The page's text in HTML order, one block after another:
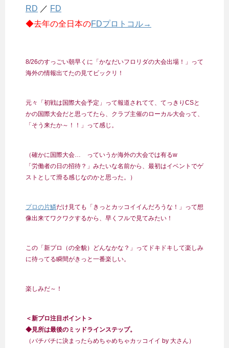
RD ／ FD
◆去年の全日本のFDプロトコル→
8/26のすっごい朝早くに「かなだいフロリダの大会出場！」って
海外の情報出てたの見てビックリ！
元々「初戦は国際大会予定」って報道されてて、てっきりCSと
かの国際大会だと思ってたら、クラブ主催のローカル大会って、
「そう来たか～！！」って感じ。
（確かに国際大会… っていうか海外の大会では有るw
「労働者の日の招待？」みたいな名前から、最初はイベントでゲ
ストとして滑る感じなのかと思った。）
プロの片鱗だけ見ても「きっとカッコイイんだろうな！」って想
像出来てワクワクするから、早くフルで見てみたい！
この「新プロ（の全貌）どんなかな？」ってドキドキして楽しみ
に待ってる瞬間がきっと一番楽しい。
楽しみだ～！
＜新プロ注目ポイント＞
◆見所は最後のミッドラインステップ。
（バチバチに決まったらめちゃめちゃカッコイイ by 大さん）